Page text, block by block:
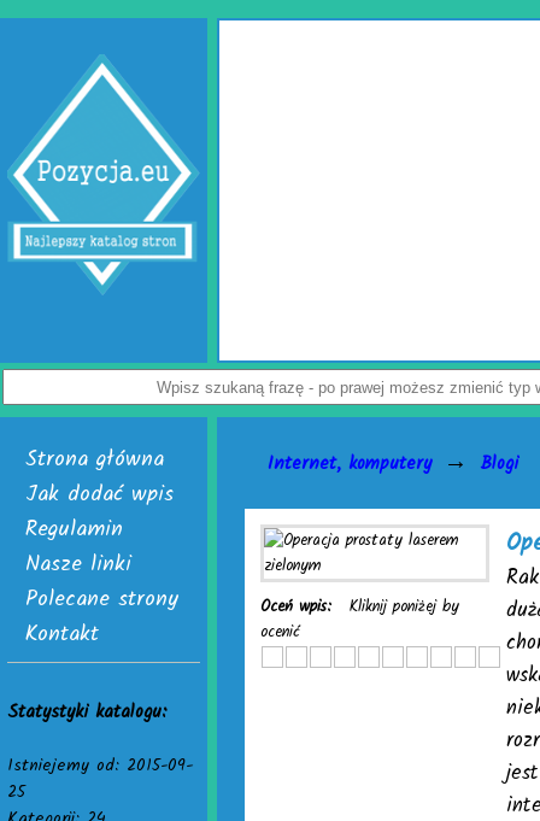
Jak uchronić paczkę przed uszkodzeniem? Z tym pytaniem zmaga się
przedsiębiorców. Rozwiązaniem problemu są skuteczne wypełniacze do
Dostępne są w dwóch, interesujących wersjach. Pierwsza to cieszące się
poduszki powietrzne do paczek. Alternatywą dla nich jest chroniąca równie
powietrzna. Do wyrobu wymienionych wersji służy folia biodegradowalna do
Załoga każdej firmy handlowej mogą w łatwy sposób tworzyć wspomniane
paczek. Do ich wytwarzania skonstruowano markowe urządzenia activaAir.
je nabyć i uruchomić. Skończą się problemy z częstymi zwrotami
Nie czekaj, już teraz odwiedź stronę activaair.pl. Znajdziesz na niej pełną
Strona główna
Jak dodać wpis
Regulamin
Nasze linki
Polecane strony
Kontakt
Statystyki katalogu:
Istniejemy od: 2015-09-
25
Internet, komputery → Blogi
Oceń wpis:
Kliknij poniżej by
ocenić